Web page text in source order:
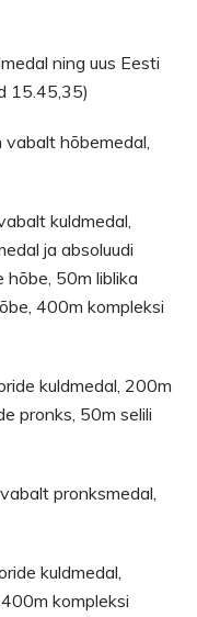
ning uus Eesti
15.45,35)
vabalt hõbemedal,
kuldmedal,
ja absoluudi
hõbe, 50m liblika
400m kompleksi
kuldmedal, 200m
pronks, 50m selili
pronksmedal,
kuldmedal,
kompleksi